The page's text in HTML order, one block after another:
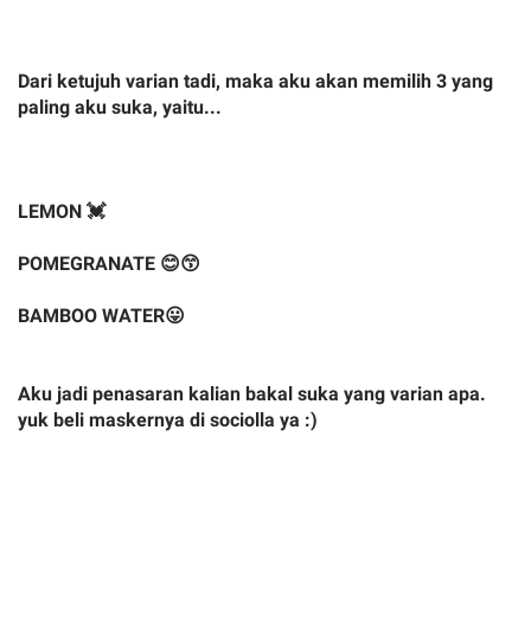
Dari ketujuh varian tadi, maka aku akan memilih 3 yang
paling aku suka, yaitu...
LEMON 💓
POMEGRANATE 😊😙
BAMBOO WATER😛
Aku jadi penasaran kalian bakal suka yang varian apa.
yuk beli maskernya di sociolla ya :)